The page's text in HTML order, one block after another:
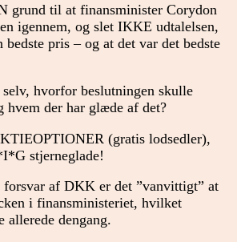
grund til at finansminister Corydon
igennem, og slet IKKE udtalelsen,
pris – og at det var det bedste
hvorfor beslutningen skulle
hvem der har glæde af det?
(gratis lodsedler),
stjerneglade!
af DKK er det ”vanvittigt” at
i finansministeriet, hvilket
allerede dengang.